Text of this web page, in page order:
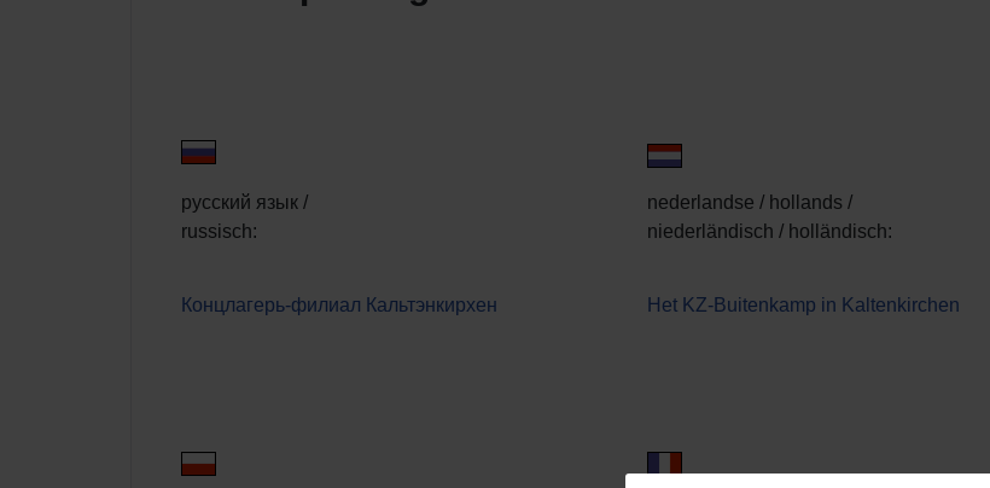
русский язык /
russisch:
nederlandse / hollands /
niederländisch / holländisch:
Концлагерь-филиал Кальтэнкирхен Het KZ-Buitenkamp in Kaltenkirchen